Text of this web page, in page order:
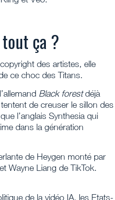
tout ça ?
des artistes, elle
ce choc des Titans.
Black forestdéjà
de creuser le sillon des
l’anglais Synthesia qui
dans la génération
de Heygen monté par
​Wayne Liang de TikTok.
de la vidéo IA, les Etats-